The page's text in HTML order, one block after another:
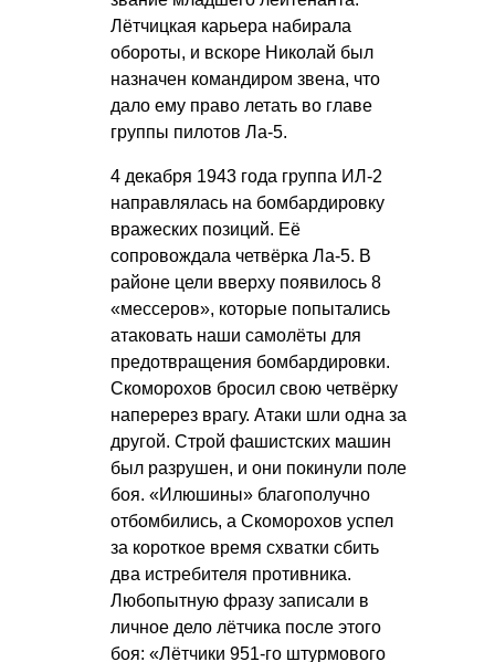
Лётчицкая карьера набирала
обороты, и вскоре Николай был
назначен командиром звена, что
дало ему право летать во главе
группы пилотов Ла-5.
4 декабря 1943 года группа ИЛ-2
направлялась на бомбардировку
вражеских позиций. Её
сопровождала четвёрка Ла-5. В
районе цели вверху появилось 8
«мессеров», которые попытались
атаковать наши самолёты для
предотвращения бомбардировки.
Скоморохов бросил свою четвёрку
наперерез врагу. Атаки шли одна за
другой. Строй фашистских машин
был разрушен, и они покинули поле
боя. «Илюшины» благополучно
отбомбились, а Скоморохов успел
за короткое время схватки сбить
два истребителя противника.
Любопытную фразу записали в
личное дело лётчика после этого
боя: «Лётчики 951-го штурмового